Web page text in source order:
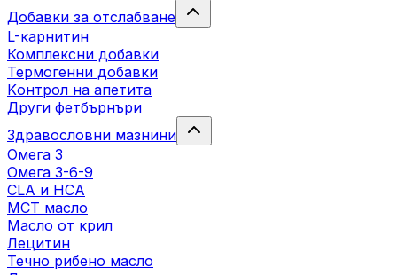
Добавки за отслабване
L-карнитин
Комплексни добавки
Термогенни добавки
Kонтрол на апетита
Други фетбърнъри
Здравословни мазнини
Омега 3
Омега 3-6-9
CLA и HCA
МСТ масло
Масло от крил
Лецитин
Течно рибено масло